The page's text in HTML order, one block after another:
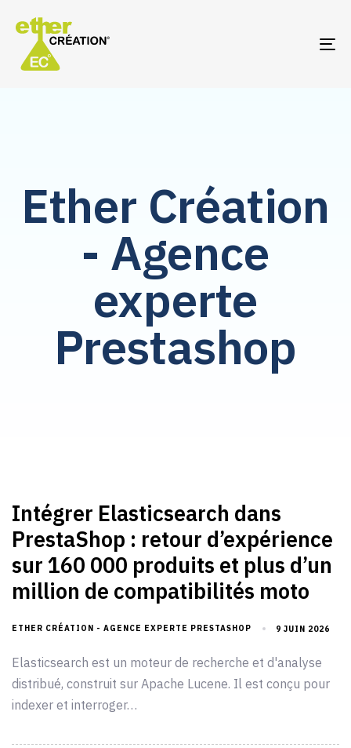
Ether Création
- Agence
experte
Prestashop
Intégrer Elasticsearch dans
PrestaShop : retour d’expérience
sur 160 000 produits et plus d’un
million de compatibilités moto
ETHER CRÉATION - AGENCE EXPERTE PRESTASHOP 9 JUIN 2026
Elasticsearch est un moteur de recherche et d'analyse
distribué, construit sur Apache Lucene. Il est conçu pour
indexer et interroger…